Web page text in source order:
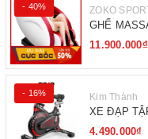
- 40% ZOKO
GHẾ
11.900.000₫
- 16% Kim Thành
XE ĐẠP
TỪ
4.490.000₫